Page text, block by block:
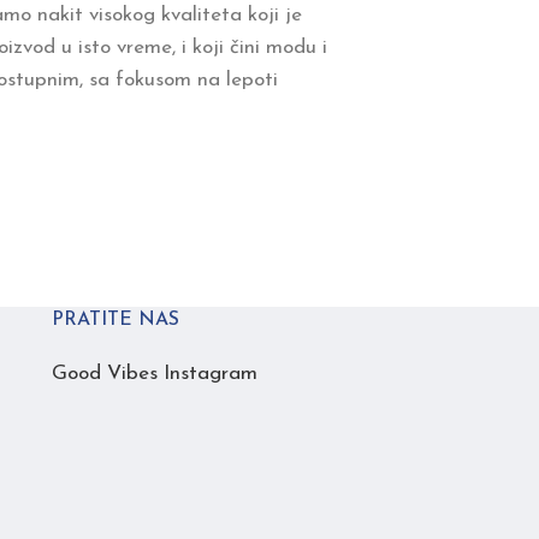
nakit visokog kvaliteta koji je
u isto vreme, i koji čini modu i
sa fokusom na lepoti
PRATITE NAS
Good Vibes Instagram